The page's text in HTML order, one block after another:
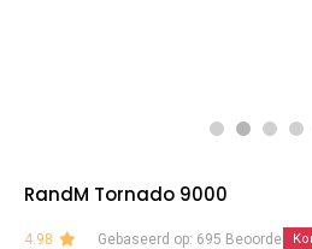
RandM Tornado 9000
4.98 Gebaseerd op: 695